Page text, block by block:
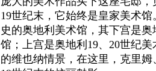
19世纪末，它始终是皇家美术
史的奥地利美术馆，其下宫是
馆；上宫是奥地利19、20世纪
的维也纳情景，在这里，克里